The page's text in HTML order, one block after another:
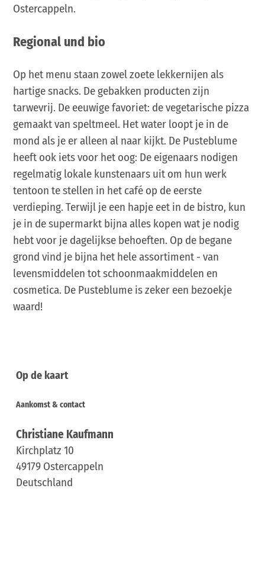
Ostercappeln.
Regional und bio
Op het menu staan zowel zoete lekkernijen als
hartige snacks. De gebakken producten zijn
tarwevrij. De eeuwige favoriet: de vegetarische pizza
gemaakt van speltmeel. Het water loopt je in de
mond als je er alleen al naar kijkt. De Pusteblume
heeft ook iets voor het oog: De eigenaars nodigen
regelmatig lokale kunstenaars uit om hun werk
tentoon te stellen in het café op de eerste
verdieping. Terwijl je een hapje eet in de bistro, kun
je in de supermarkt bijna alles kopen wat je nodig
hebt voor je dagelijkse behoeften. Op de begane
grond vind je bijna het hele assortiment - van
levensmiddelen tot schoonmaakmiddelen en
cosmetica. De Pusteblume is zeker een bezoekje
waard!
Op de kaart
Aankomst & contact
Christiane Kaufmann
Kirchplatz 10
49179 Ostercappeln
Deutschland